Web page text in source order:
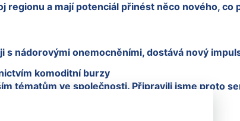
a mají potenciál přinést něco nového, co
s nádorovými onemocněními, dostává nový
komoditní burzy
tématům ve společnosti. Připravili jsme proto